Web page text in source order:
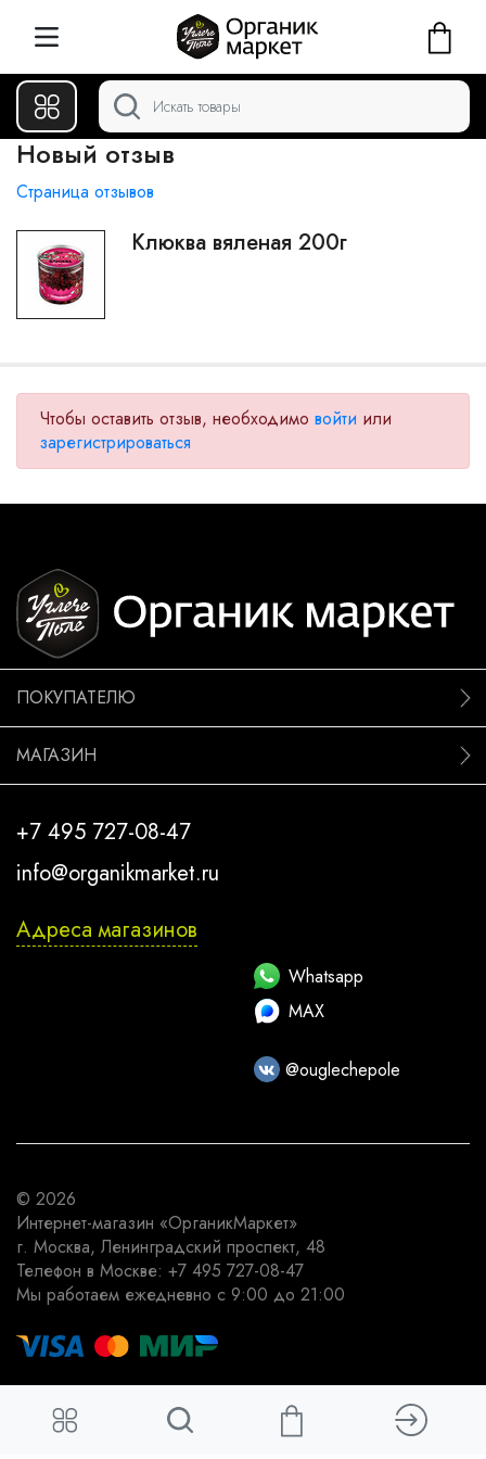
Новый отзыв
Страница отзывов
Клюква вяленая 200г
Чтобы оставить отзыв, необходимо войти или
зарегистрироваться
ПОКУПАТЕЛЮ
МАГАЗИН
+7 495 727-08-47
info@organikmarket.ru
Адреса магазинов
Whatsapp
MAX
@ouglechepole
© 2026
Интернет-магазин «ОрганикМаркет»
г. Москва, Ленинградский проспект, 48
Телефон в Москве: +7 495 727-08-47
Мы работаем ежедневно с 9:00 до 21:00